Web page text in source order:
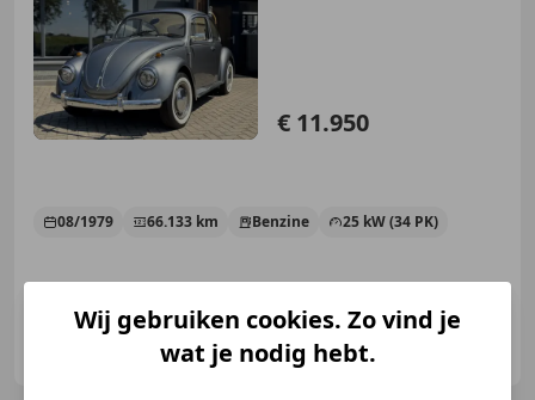
€ 11.950
08/1979 66.133 km Benzine 25 kW (34 PK)
Always Better Cars
NL-5466 AB VEGHEL
Wij gebruiken cookies. Zo vind je
wat je nodig hebt.